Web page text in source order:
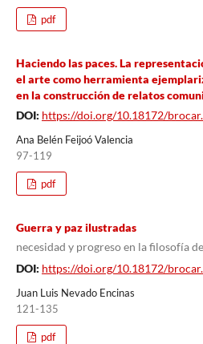
pdf
Haciendo las paces. La
el arte como herramienta
en la construcción de relatos
DOI: https://doi.org/10.18172/
Ana Belén Feijoó Valencia
97-119
pdf
Guerra y paz ilustradas
necesidad y progreso en la filosofía
DOI: https://doi.org/10.18172/
Juan Luis Nevado Encinas
121-135
pdf